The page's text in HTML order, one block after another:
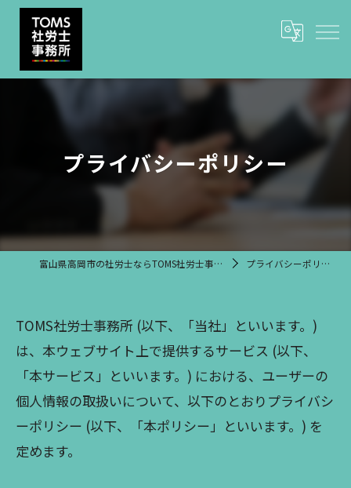
プライバシーポリシー
富山県高岡市の社労士ならTOMS社労士事務所 プライバシーポリシー
TOMS社労士事務所 (以下、「当社」といいます。)
は、本ウェブサイト上で提供するサービス (以下、
「本サービス」といいます。) における、ユーザーの
個人情報の取扱いについて、以下のとおりプライバシ
ーポリシー (以下、「本ポリシー」といいます。) を
定めます。